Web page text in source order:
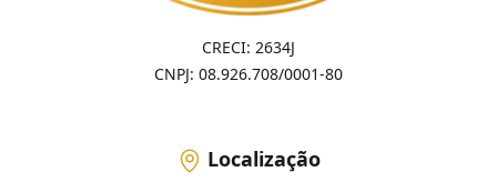
CRECI: 2634J
CNPJ: 08.926.708/0001-80
Localização